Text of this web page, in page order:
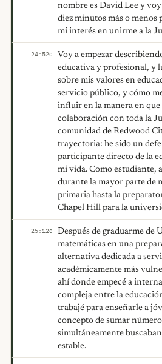
nombre es David Lee y
diez minutos más o menos
mi interés en unirme a la
24:52C
Voy a empezar
educativa y profesional, y
sobre mis valores en
servicio público, y cómo
influir en la manera en
colaboración con toda la
comunidad de Redwood
trayectoria: he sido un
participante directo de la
mi vida. Como estudiante,
durante la mayor parte de
primaria hasta la
Chapel Hill para la
25:12C
Después de graduarme de
matemáticas en una
alternativa dedicada a
académicamente más
ahí donde empecé a
compleja entre la
trabajé para enseñarle a
concepto de sumar
simultáneamente
estable.